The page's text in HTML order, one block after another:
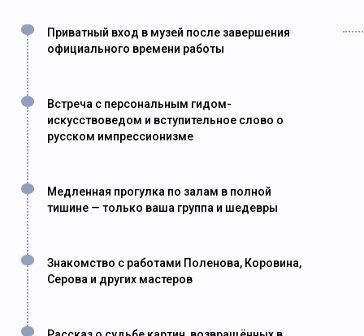
Приватный вход в музей после завершения
официального времени работы
Встреча с персональным гидом-
искусствоведом и вступительное слово о
русском импрессионизме
Медленная прогулка по залам в полной
тишине — только ваша группа и шедевры
Знакомство с работами Поленова, Коровина,
Серова и других мастеров